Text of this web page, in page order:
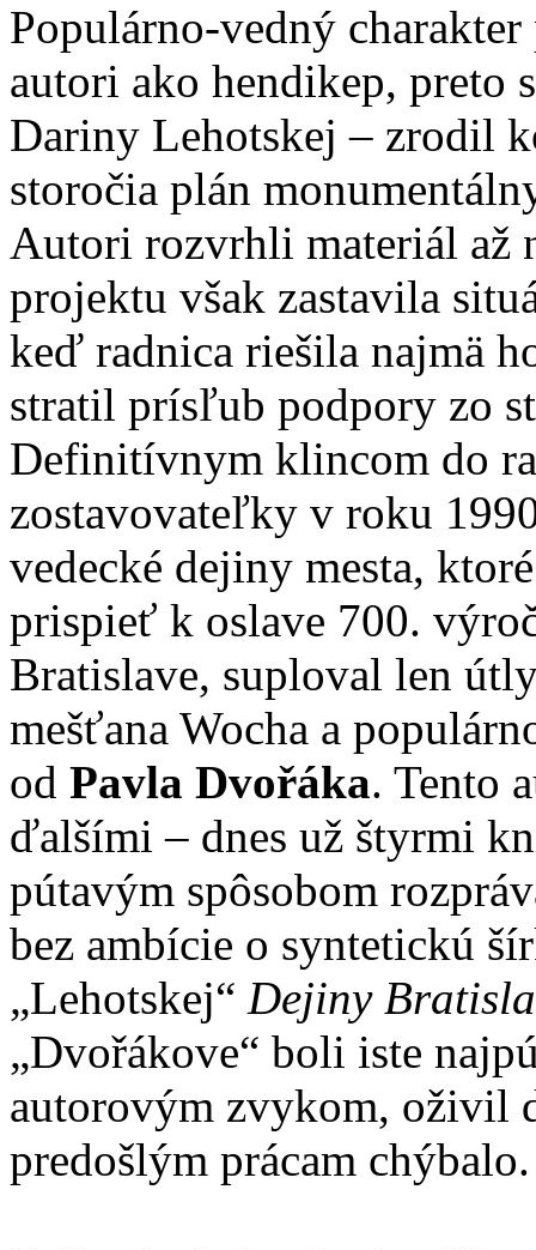
Populárno-vedný
autori ako hendikep, preto
Dariny Lehotskej – zrodil
storočia plán
Autori rozvrhli materiál až
projektu však zastavila
keď radnica riešila najmä
stratil prísľub podpory zo
Definitívnym klincom do
zostavovateľky v roku
vedecké dejiny mesta,
prispieť k oslave 700.
Bratislave, suploval len
mešťana Wocha a
od Pavla Dvořáka. Tento
ďalšími – dnes už štyrmi
pútavým spôsobom
bez ambície o syntetickú
„Lehotskej“ Dejiny
„Dvořákove“ boli iste
autorovým zvykom, oživil
predošlým prácam chýbalo.